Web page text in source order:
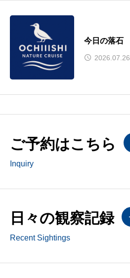
今日の落石
2026.07.26
ご予約はこちら
Inquiry
日々の観察記録
Recent Sightings